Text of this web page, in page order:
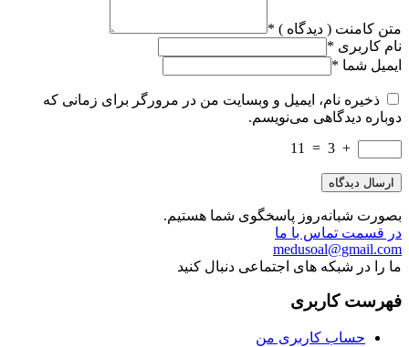
متن کامنت ( دیدگاه ) *
نام کاربری *
ایمیل شما *
ذخیره نام، ایمیل و وبسایت من در مرورگر برای زمانی که
دوباره دیدگاهی می‌نویسم.
+
3
=
11
بصورت شبانه‌روز پاسخگوی شما هستیم.
در قسمت تماس با ما
medusoal@gmail.com
ما را در شبکه های اجتماعی دنبال کنید
فهرست کاربری
حساب کاربری من